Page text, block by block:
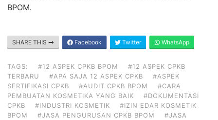
BPOM.
SHARE THIS Facebook Twitter WhatsApp
TAGS: #12 ASPEK CPKB BPOM
#12 ASPEK CPKB
TERBARU
#APA SAJA 12 ASPEK CPKB
#ASPEK
SERTIFIKASI CPKB
#AUDIT CPKB BPOM
#CARA
PEMBUATAN KOSMETIKA YANG BAIK
#DOKUMENTASI
CPKB
#INDUSTRI KOSMETIK
#IZIN EDAR KOSMETIK
BPOM
#JASA PENGURUSAN CPKB BPOM
#JASA